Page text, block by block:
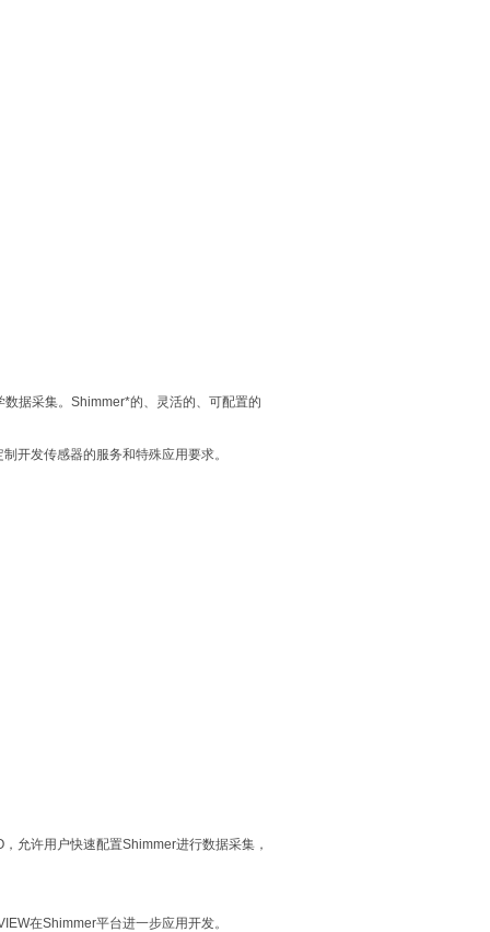
据采集。Shimmer*的、灵活的、可配置的
开发传感器的服务和特殊应用要求。
允许用户快速配置Shimmer进行数据采集，
在Shimmer平台进一步应用开发。